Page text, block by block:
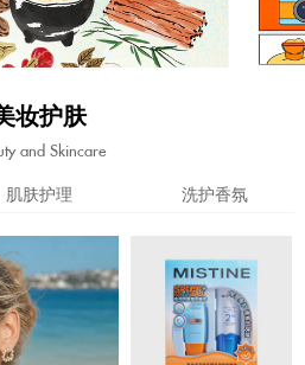
妆护肤
and Skincare
肌肤护理 洗护香氛